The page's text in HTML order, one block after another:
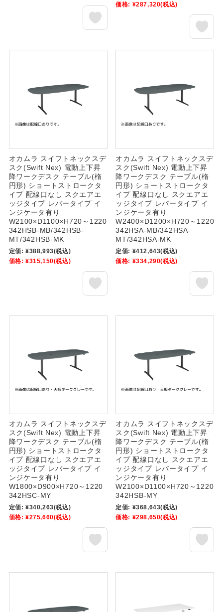
価格: ¥287,320(税込)
オカムラ スイフトネックスデ
スク(Swift Nex) 電動上下昇
降ワークデスク テーブル(楕
円形) ショートストロークタ
イプ 配線口なし スクエアエ
ッジタイプ レバータイプ イ
ンジケータ有り
W2100×D1100×H720～1220
342HSB-MB/342HSB-
MT/342HSB-MK
定価: ¥388,993(税込)
価格: ¥315,150(税込)
オカムラ スイフトネックスデ
スク(Swift Nex) 電動上下昇
降ワークデスク テーブル(楕
円形) ショートストロークタ
イプ 配線口なし スクエアエ
ッジタイプ レバータイプ イ
ンジケータ有り
W2400×D1200×H720～1220
342HSA-MB/342HSA-
MT/342HSA-MK
定価: ¥412,643(税込)
価格: ¥334,290(税込)
オカムラ スイフトネックスデ
スク(Swift Nex) 電動上下昇
降ワークデスク テーブル(楕
円形) ショートストロークタ
イプ 配線口なし スクエアエ
ッジタイプ レバータイプ イ
ンジケータ有り
W1800×D900×H720～1220
342HSC-MY
定価: ¥340,263(税込)
価格: ¥275,660(税込)
オカムラ スイフトネックスデ
スク(Swift Nex) 電動上下昇
降ワークデスク テーブル(楕
円形) ショートストロークタ
イプ 配線口なし スクエアエ
ッジタイプ レバータイプ イ
ンジケータ有り
W2100×D1100×H720～1220
342HSB-MY
定価: ¥368,643(税込)
価格: ¥298,650(税込)